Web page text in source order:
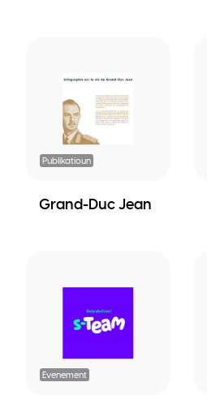
Publikatioun
Grand-Duc Jean
Evenement